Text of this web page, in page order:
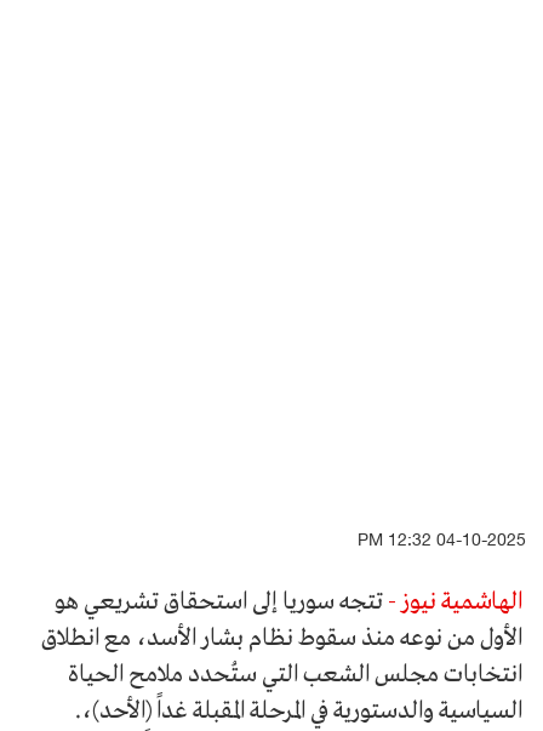
04-10-2025 12:32 PM
الهاشمية نيوز - تتجه سوريا إلى استحقاق تشريعي هو
الأول من نوعه منذ سقوط نظام بشار الأسد، مع انطلاق
انتخابات مجلس الشعب التي ستُحدد ملامح الحياة
السياسية والدستورية في المرحلة المقبلة غداً (الأحد)،.